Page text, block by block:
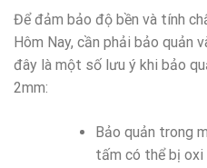
Để đảm bảo độ bền và tính
Hôm Nay, cần phải bảo quản
đây là một số lưu ý khi bảo
2mm:
Bảo quản trong
tấm có thể bị oxi